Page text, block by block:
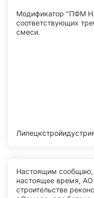
Модификатор "ПФМ
соответствующих
смеси.
Настоящим сообщаю,
настоящее время,
строительстве